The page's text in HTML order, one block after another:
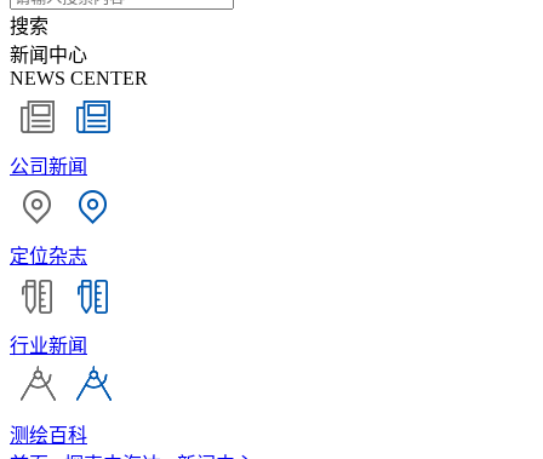
搜索
新闻中心
NEWS CENTER
公司新闻
定位杂志
行业新闻
测绘百科